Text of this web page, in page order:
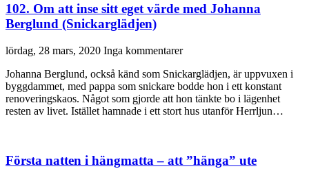
102. Om att inse sitt eget värde med Johanna
Berglund (Snickarglädjen)
lördag, 28 mars, 2020 Inga kommentarer
Johanna Berglund, också känd som Snickarglädjen, är uppvuxen i
byggdammet, med pappa som snickare bodde hon i ett konstant
renoveringskaos. Något som gjorde att hon tänkte bo i lägenhet
resten av livet. Istället hamnade i ett stort hus utanför Herrljun…
Första natten i hängmatta – att ”hänga” ute